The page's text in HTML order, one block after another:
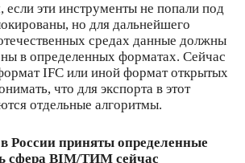
эти инструменты не попали под
но для дальнейшего
средах данные должны
в определенных форматах. Сейчас
IFC или иной формат открытых
что для экспорта в этот
отдельные алгоритмы.
России приняты определенные
сфера BIM/ТИМ сейчас